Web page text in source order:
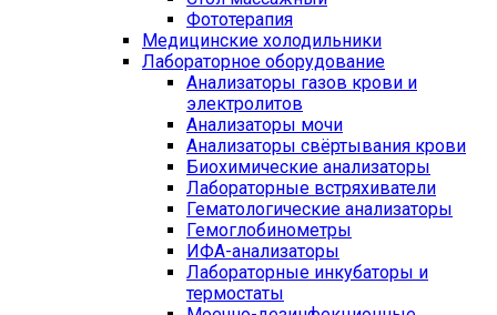
Фототерапия
Медицинские холодильники
Лабораторное оборудование
Анализаторы газов крови и
электролитов
Анализаторы мочи
Анализаторы свёртывания крови
Биохимические анализаторы
Лабораторные встряхиватели
Гематологические анализаторы
Гемоглобинометры
ИФА-анализаторы
Лабораторные инкубаторы и
термостаты